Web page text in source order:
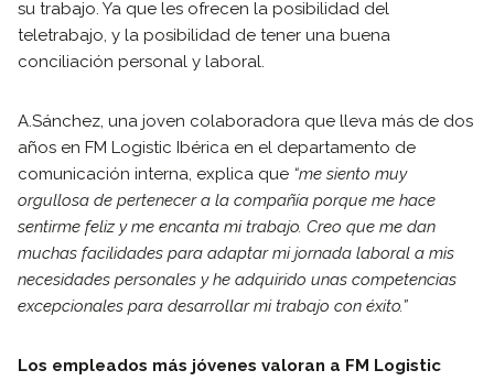
su trabajo. Ya que les ofrecen la posibilidad del
teletrabajo, y la posibilidad de tener una buena
conciliación personal y laboral.
A.Sánchez, una joven colaboradora que lleva más de dos
años en FM Logistic Ibérica en el departamento de
comunicación interna, explica que “me siento muy
orgullosa de pertenecer a la compañía porque me hace
sentirme feliz y me encanta mi trabajo. Creo que me dan
muchas facilidades para adaptar mi jornada laboral a mis
necesidades personales y he adquirido unas competencias
excepcionales para desarrollar mi trabajo con éxito.”
Los empleados más jóvenes valoran a FM Logistic